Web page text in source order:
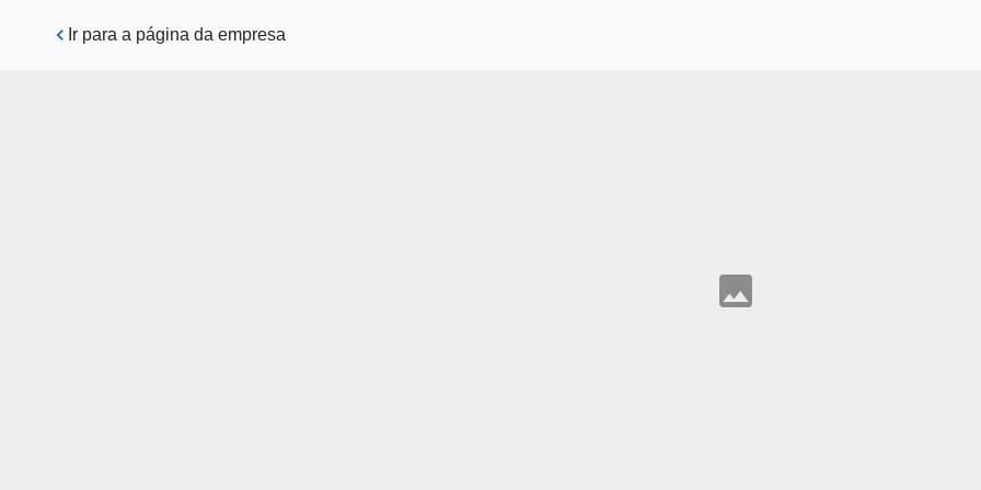
Pular para o conteúdo principal
Ir para a página da empresa